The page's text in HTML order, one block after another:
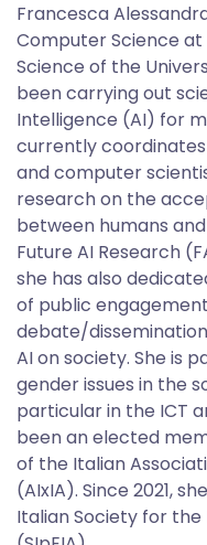
Francesca
Computer Science
Science of the
been carrying out
Intelligence (AI) for
currently
and computer
research on the
between humans
Future AI Research
she has also
of public
debate/
AI on society. She is
gender issues in the
particular in the ICT
been an elected
of the Italian
(AIxIA). Since 2021,
Italian Society for